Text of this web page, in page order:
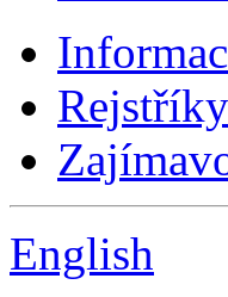
Rejstříky
English